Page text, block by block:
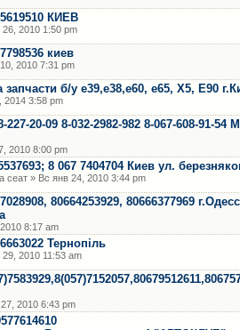
КИЕВ
2010 1:50 pm
киев
2010 7:31 pm
запчасти б/у е39,е38,е60, е65, Х5, Е90
2014 3:58 pm
227-20-09 8-032-2982-982 8-067-608-91-
2010 8:00 pm
8 067 7404704 Киев ул.
сеат » Вс янв 24, 2010 3:44 pm
80664253929, 80666377969
8:17 am
Тернопіль
2010 11:53 am
2010 6:43 pm